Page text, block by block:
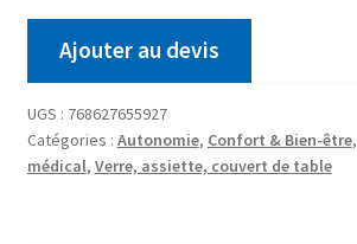
Ajouter au devis
UGS : 768627655927
Catégories : Autonomie, Confort & Bien-être,
médical, Verre, assiette, couvert de table